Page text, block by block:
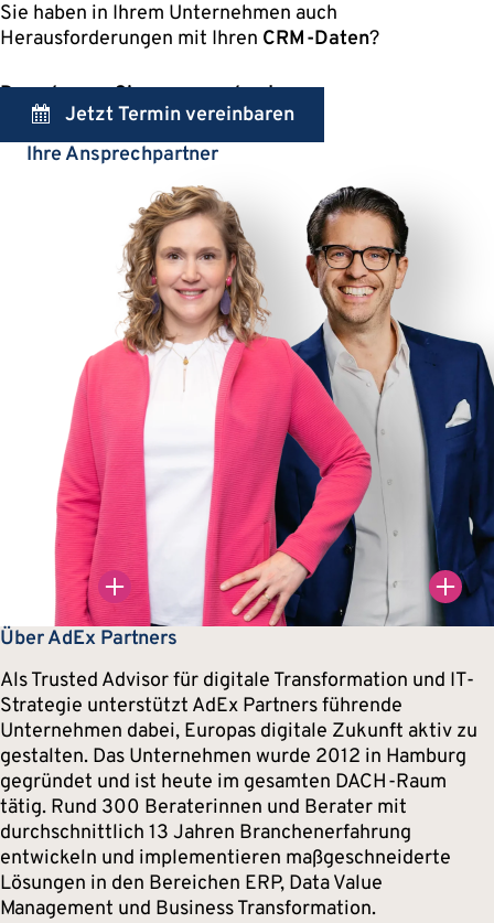
Sie haben in Ihrem Unternehmen auch
Herausforderungen mit Ihren CRM-Daten?
Dann lassen Sie uns sprechen!
Jetzt Termin vereinbaren
Ihre Ansprechpartner
| Data
Über AdEx Partners
Als Trusted Advisor für digitale Transformation und IT-
Strategie unterstützt AdEx Partners führende
Unternehmen dabei, Europas digitale Zukunft aktiv zu
gestalten. Das Unternehmen wurde 2012 in Hamburg
gegründet und ist heute im gesamten DACH-Raum
tätig. Rund 300 Beraterinnen und Berater mit
durchschnittlich 13 Jahren Branchenerfahrung
entwickeln und implementieren maßgeschneiderte
Lösungen in den Bereichen ERP, Data Value
Management und Business Transformation.